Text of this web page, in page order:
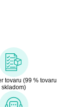
tovaru (99 % tovaru
skladom)